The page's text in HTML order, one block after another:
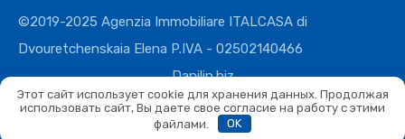
©2019-2025 Agenzia Immobiliare ITALCASA di
Dvouretchenskaia Elena P.IVA - 02502140466
Danilin.biz
Этот сайт использует cookie для хранения данных. Продолжая
использовать сайт, Вы даете свое согласие на работу с этими
файлами.
OK